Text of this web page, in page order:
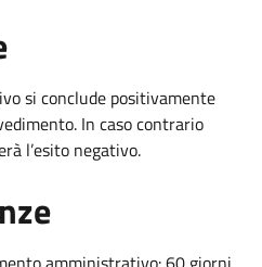
si conclude positivamente
In caso contrario
l’esito negativo.